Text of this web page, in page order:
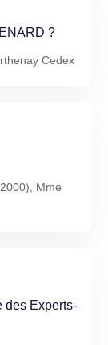
?
Cedex
Mme
des Experts-